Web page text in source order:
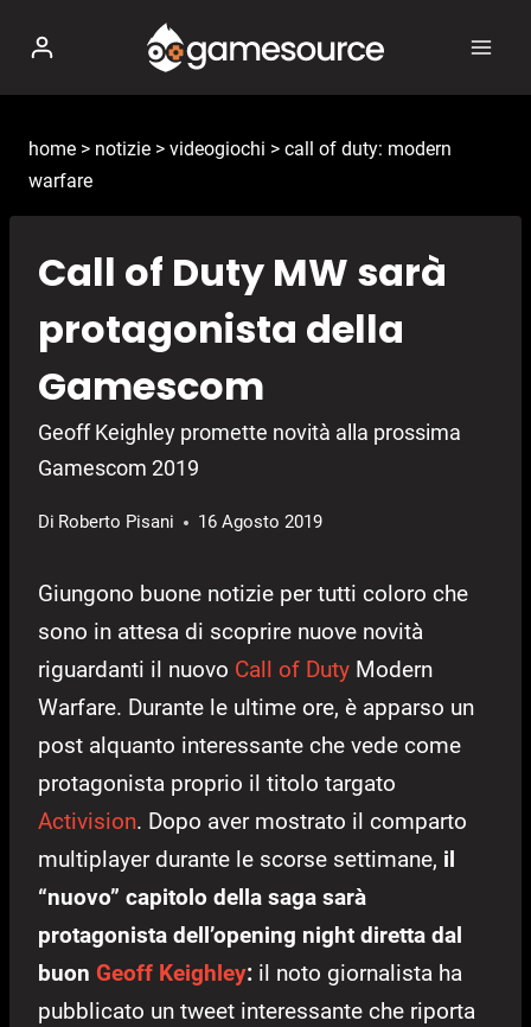
contenuto
home > notizie > videogiochi > call of duty: modern
warfare
Call of Duty MW sarà
protagonista della
Gamescom
Geoff Keighley promette novità alla prossima
Gamescom 2019
Di Roberto Pisani 16 Agosto 2019
Giungono buone notizie per tutti coloro che
sono in attesa di scoprire nuove novità
riguardanti il nuovo Call of Duty Modern
Warfare. Durante le ultime ore, è apparso un
post alquanto interessante che vede come
protagonista proprio il titolo targato
Activision. Dopo aver mostrato il comparto
multiplayer durante le scorse settimane, il
“nuovo” capitolo della saga sarà
protagonista dell’opening night diretta dal
buon Geoff Keighley: il noto giornalista ha
pubblicato un tweet interessante che riporta